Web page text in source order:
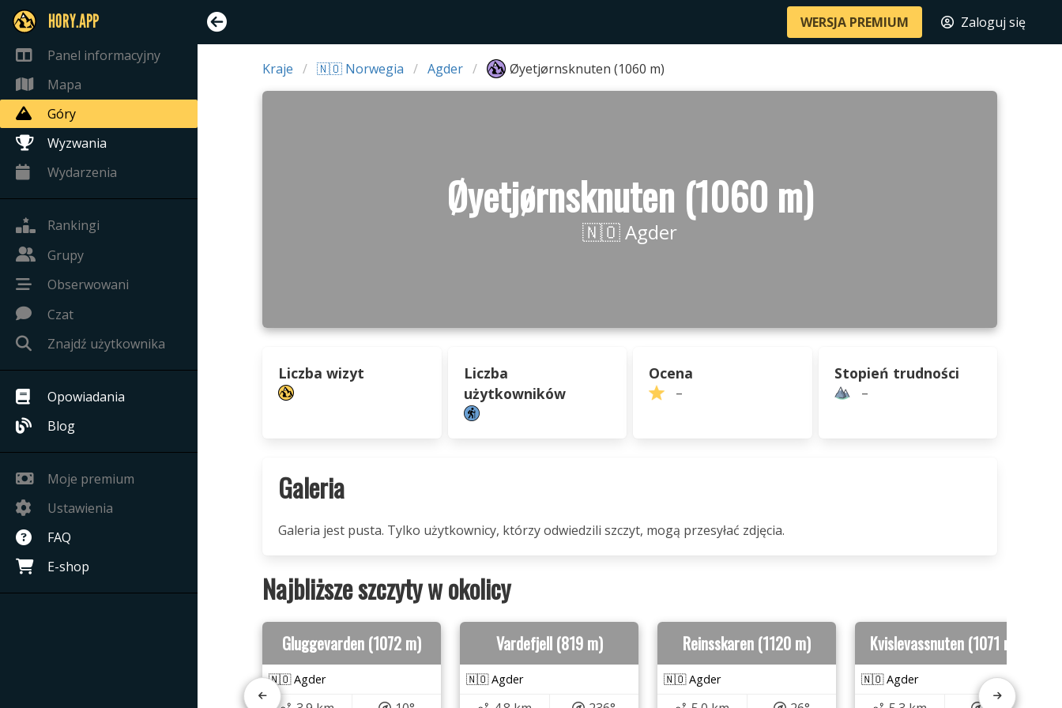
HORY.APP
Panel informacyjny
Mapa
Góry
Wyzwania
Wydarzenia
Rankingi
Grupy
Obserwowani
Czat
Znajdź użytkownika
Opowiadania
Blog
Moje premium
Ustawienia
FAQ
E-shop
WERSJA PREMIUM Zaloguj się
Kraje 🇳🇴 Norwegia Agder Øyetjørnsknuten (1060 m)
Øyetjørnsknuten (1060 m)
🇳🇴 Agder
Liczba wizyt
Liczba
użytkowników
Ocena
–
Stopień trudności
–
Galeria
Galeria jest pusta. Tylko użytkownicy, którzy odwiedzili szczyt, mogą przesyłać zdjęcia.
Najbliższe szczyty w okolicy
Gluggevarden (1072 m)
🇳🇴 Agder
Vardefjell (819 m)
🇳🇴 Agder
Reinsskaren (1120 m)
🇳🇴 Agder
Kvislevassnuten (1071 m)
🇳🇴 Agder